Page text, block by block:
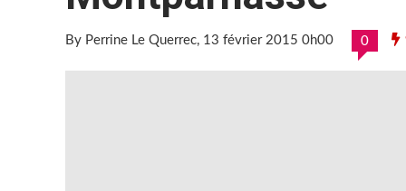
By Perrine Le Querrec, 13 février 2015 0h00 0